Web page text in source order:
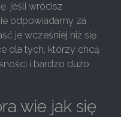
jeśli wrócisz
odpowiadamy za
je wcześniej niż się
dla tych, którzy chcą
i bardzo dużo
wie jak się